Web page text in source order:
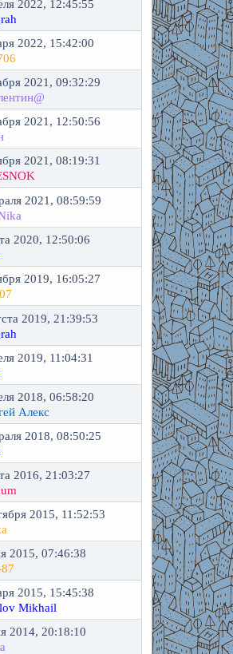
2022, 12:45:55
2022, 15:42:00
2021, 09:32:29
2021, 12:50:56
2021, 08:19:31
2021, 08:59:59
2020, 12:50:06
2019, 16:05:27
2019, 21:39:53
2019, 11:04:31
2018, 06:58:20
Алекс
2018, 08:50:25
2016, 21:03:27
2015, 11:52:53
2015, 07:46:38
2015, 15:45:38
Mikhail
2014, 20:18:10